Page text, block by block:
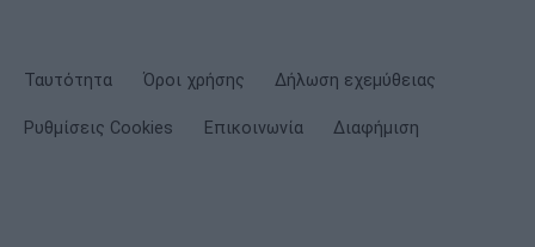
Ταυτότητα Όροι χρήσης Δήλωση εχεμύθειας
Ρυθμίσεις Cookies Επικοινωνία Διαφήμιση